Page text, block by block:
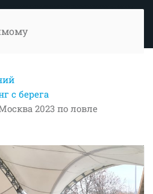
с берега
2023 по ловле